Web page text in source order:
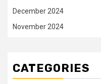
December 2024
November 2024
CATEGORIES